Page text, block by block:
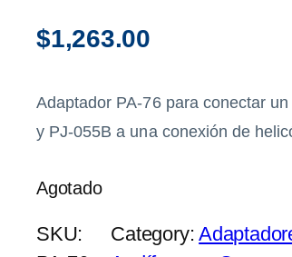
$1,263.00
Adaptador PA-76 para conectar
y PJ-055B a una conexión de
Agotado
SKU:
Category: